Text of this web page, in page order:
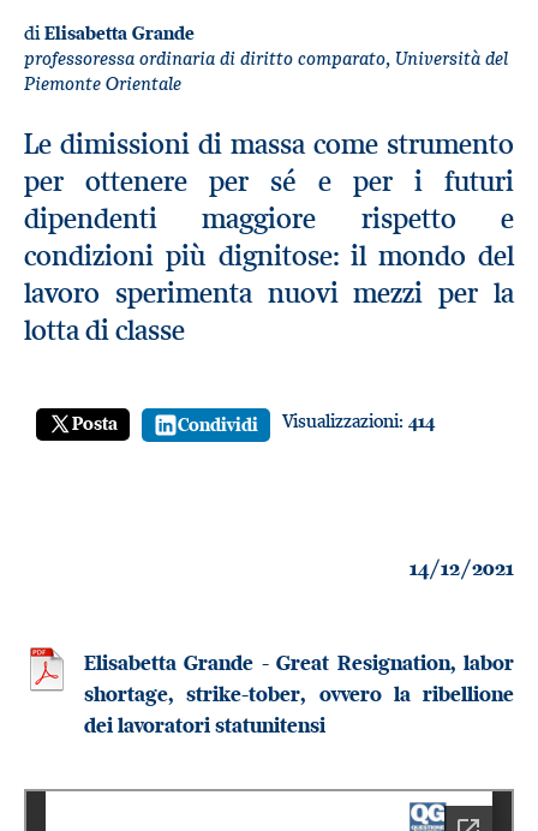
diElisabetta Grande
professoressa ordinaria di diritto comparato, Università del
Piemonte Orientale
Le dimissioni di massa come strumento
per ottenere per sé e per i futuri
dipendenti maggiore rispetto e
condizioni più dignitose: il mondo del
lavoro sperimenta nuovi mezzi per la
lotta di classe
Posta Condividi Visualizzazioni: 414
14/12/2021
Elisabetta Grande - Great Resignation, labor
shortage, strike-tober, ovvero la ribellione
dei lavoratori statunitensi